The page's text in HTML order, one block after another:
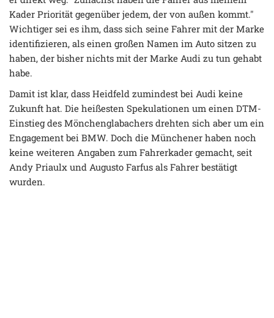
Kader Priorität gegenüber jedem, der von außen kommt."
Wichtiger sei es ihm, dass sich seine Fahrer mit der Marke
identifizieren, als einen großen Namen im Auto sitzen zu
haben, der bisher nichts mit der Marke Audi zu tun gehabt
habe.
Damit ist klar, dass Heidfeld zumindest bei Audi keine
Zukunft hat. Die heißesten Spekulationen um einen DTM-
Einstieg des Mönchenglabachers drehten sich aber um ein
Engagement bei BMW. Doch die Münchener haben noch
keine weiteren Angaben zum Fahrerkader gemacht, seit
Andy Priaulx und Augusto Farfus als Fahrer bestätigt
wurden.